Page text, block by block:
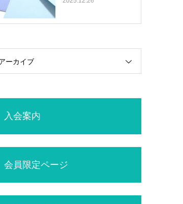
ーカイブ
入会案内
会員限定ページ